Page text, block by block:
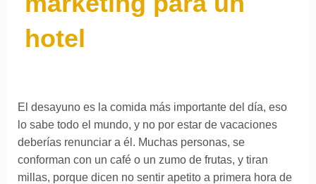
hotel
El desayuno es la comida más importante del día, eso
lo sabe todo el mundo, y no por estar de vacaciones
deberías renunciar a él. Muchas personas, se
conforman con un café o un zumo de frutas, y tiran
millas, porque dicen no sentir apetito a primera hora de